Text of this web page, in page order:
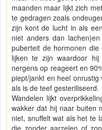
maanden maar lijkt zich
te gedragen zoals
zijn kont de lucht in als
niet anders dan
puberteit de hormonen
lijken te zijn waardoor
nergens op reageert en
piept/jankt en heel
als is de teef gesteriliseerd.
Wandelen lijkt
wakker dat hij naar buiten
niet, snuffelt wat als het te